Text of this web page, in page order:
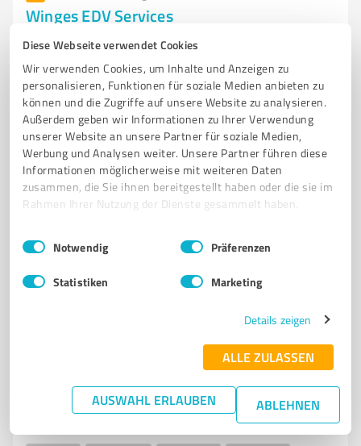
Diese Webseite verwendet Cookies
Wir verwenden Cookies, um Inhalte und Anzeigen zu
personalisieren, Funktionen für soziale Medien anbieten zu
können und die Zugriffe auf unsere Website zu analysieren.
Außerdem geben wir Informationen zu Ihrer Verwendung
unserer Website an unsere Partner für soziale Medien,
Werbung und Analysen weiter. Unsere Partner führen diese
Informationen möglicherweise mit weiteren Daten
zusammen, die Sie ihnen bereitgestellt haben oder die sie im
Rahmen Ihrer Nutzung der Dienste gesammelt haben.
Impressum Datenschutzbestimmungen
Einwilligungsauswahl
Notwendig Präferenzen
Statistiken Marketing
Details zeigen
ALLE ZULASSEN
AUSWAHL ERLAUBEN ABLEHNEN
Winges EDV Services
IT-Dienstleistungen und Beratung von Winges EDV
Services in Ihrer Region
IT-BERATER SOFTWAREENTWICKLUNG NETZWERKTECHNIK
HARDWAREBERATUNG GLASFASERAUSBAU INDIVIDUELLE LÖSUNGEN
IT-DIENSTLEISTUNGEN UMWELTSCHUTZ ENERGIEEFFIZIENZ
SUPPORT WEBDESIGN PROGRAMMIERUNG
Saargemünder Str. 50, 66271 Kleinblittersdorf
4Bewertungen (1 Quelle)
IKU GmbH & Co. KG - Ihr Partner für individuelle IT-